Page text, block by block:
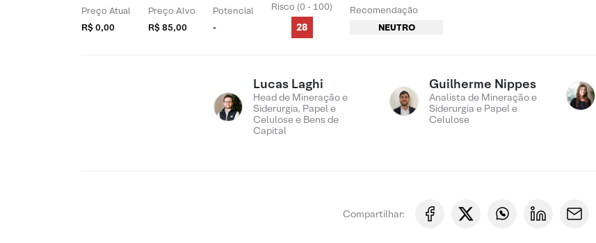
Preço Atual
R$ 0,00
Preço Alvo
R$ 85,00
Potencial
-
Risco (0 - 100)
28
Recomendação
NEUTRO
Lucas Laghi
Head de Mineração e
Siderurgia, Papel e
Celulose e Bens de
Capital
Guilherme Nippes
Analista de Mineração e
Siderurgia e Papel e
Celulose
Compartilhar: